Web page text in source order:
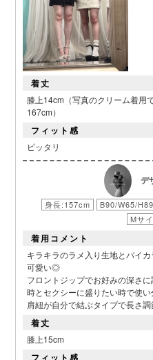
■スペック表
着丈
膝上14cm（写真のクリーム着用
167cm）
フィット感
ピッタリ
デ
身長:157cm B90/W65/H89
Mサ
着用コメント
キラキラのラメ入り生地とバイ
可愛い◎
フロントジップでお好みの深さ
時とセクシーに盛りたい時で使い
肩紐が自分で結ぶタイプで長さ調
着丈
膝上15cm
フィット感